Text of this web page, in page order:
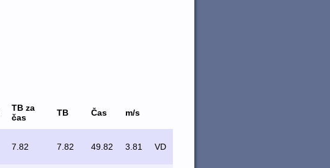
TB za
čas
TB Čas m/s
7.82 7.82 49.82 3.81 VD